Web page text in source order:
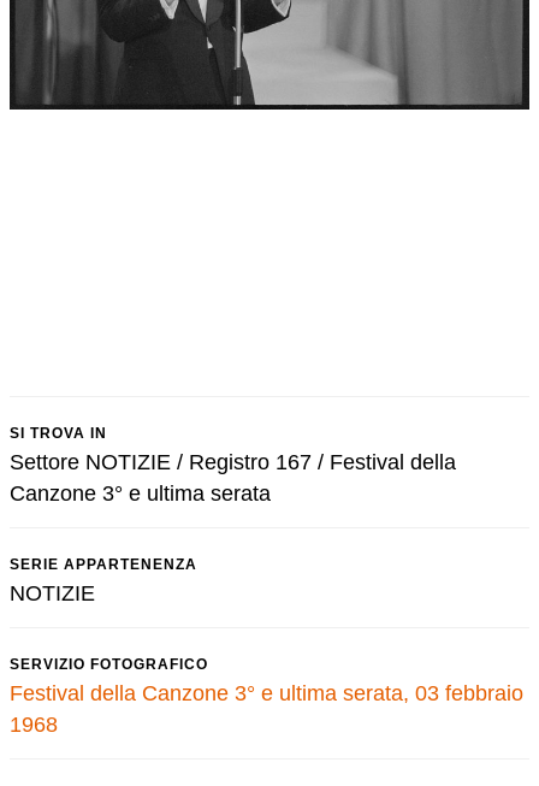
SI TROVA IN
Settore NOTIZIE / Registro 167 / Festival della
Canzone 3° e ultima serata
SERIE APPARTENENZA
NOTIZIE
SERVIZIO FOTOGRAFICO
Festival della Canzone 3° e ultima serata, 03 febbraio
1968